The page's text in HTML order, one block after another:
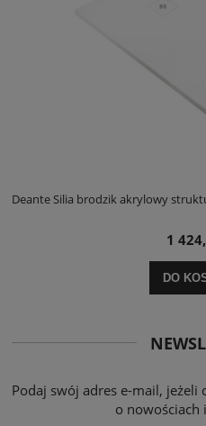
Deante Silia brodzik akrylowy
1
DO
Podaj swój adres e-mail,
o nowościach